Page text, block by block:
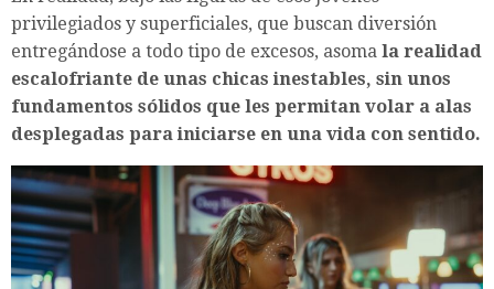
privilegiados y superficiales, que buscan diversión
entregándose a todo tipo de excesos, asoma la realidad
escalofriante de unas chicas inestables, sin unos
fundamentos sólidos que les permitan volar a alas
desplegadas para iniciarse en una vida con sentido.